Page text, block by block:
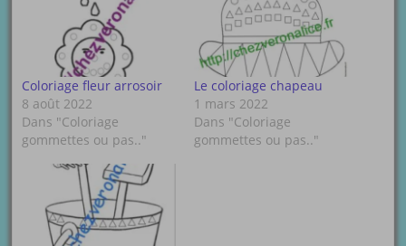
Coloriage fleur arrosoir
8 août 2022
Dans "Coloriage
gommettes ou pas.."
Le coloriage chapeau
1 mars 2022
Dans "Coloriage
gommettes ou pas.."